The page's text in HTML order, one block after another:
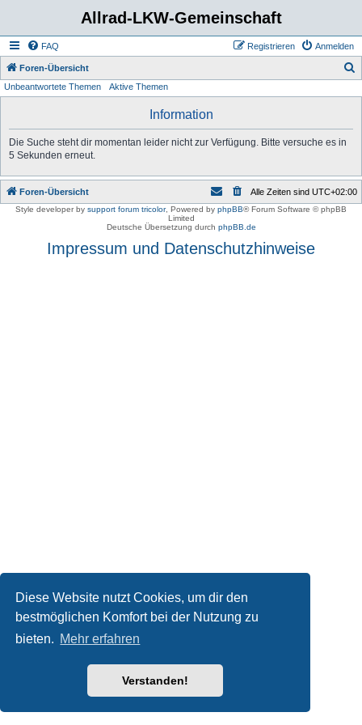
Diese Website nutzt Cookies, um dir den
bestmöglichen Komfort bei der Nutzung zu
bieten. Mehr erfahren
Verstanden!
Allrad-LKW-Gemeinschaft
FAQ Anmelden
Registrieren
Foren-Übersicht
Unbeantwortete Themen Aktive Themen
Information
Die Suche steht dir momentan leider nicht zur Verfügung. Bitte versuche es in
5 Sekunden erneut.
Foren-Übersicht Alle Zeiten sind UTC+02:00
Style developer by support forum tricolor, Powered by phpBB® Forum Software © phpBB
Limited
Deutsche Übersetzung durch phpBB.de
Impressum und Datenschutzhinweise